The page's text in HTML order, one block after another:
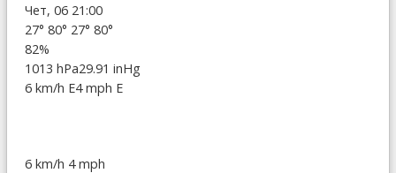
Чет, 06 21:00
27° 80° 27° 80°
82%
1013 hPa29.91 inHg
6 km/h E4 mph E
6 km/h 4 mph